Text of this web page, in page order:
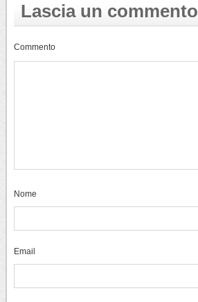
Lascia un commento
Commento
Nome
Email